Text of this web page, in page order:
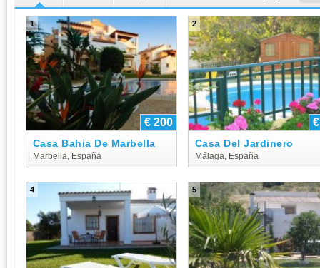
1
€ 200
Casa Bahia De Marbella
Marbella, España
2
Casa Del Jardinero
Málaga, España
4 5